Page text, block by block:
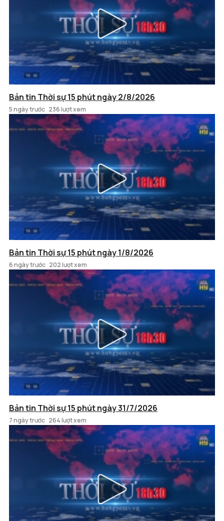
Bản tin Thời sự 15 phút ngày 2/8/2026
5 ngày trước 236 lượt xem
Bản tin Thời sự 15 phút ngày 1/8/2026
6 ngày trước 202 lượt xem
Bản tin Thời sự 15 phút ngày 31/7/2026
7 ngày trước 264 lượt xem